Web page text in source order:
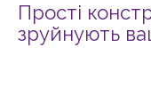
Прості
зруйнують